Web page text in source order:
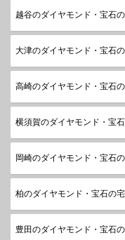
越谷のダイヤモンド・宝石
大津のダイヤモンド・宝石
高崎のダイヤモンド・宝石
横須賀のダイヤモンド・宝
岡崎のダイヤモンド・宝石
柏のダイヤモンド・宝石の
豊田のダイヤモンド・宝石